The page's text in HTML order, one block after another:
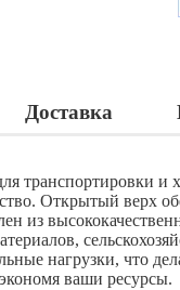
Доставка
транспортировки и
Открытый верх
из
нагрузки, что
ваши ресурсы.